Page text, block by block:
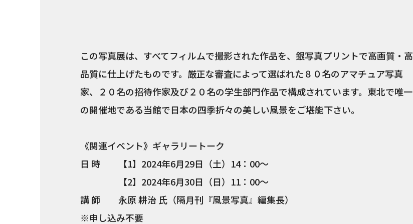
この写真展は、すべてフィルムで撮影された作品を、銀写真プリントで高画質・高
品質に仕上げたものです。厳正な審査によって選ばれた８０名のアマチュア写真
家、２０名の招待作家及び２０名の学生部門作品で構成されています。東北で唯一
の開催地である当館で日本の四季折々の美しい風景をご堪能下さい。
《関連イベント》ギャラリートーク
日 時 【1】2024年6月29日（土）14：00～
【2】2024年6月30日（日）11：00～
講 師 永原 耕治 氏（隔月刊『風景写真』編集長）
※申し込み不要